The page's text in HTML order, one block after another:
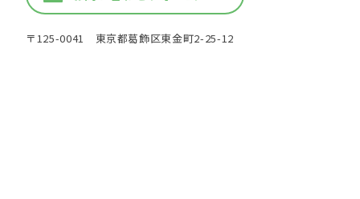
〒125-0041 東京都葛飾区東金町2-25-12